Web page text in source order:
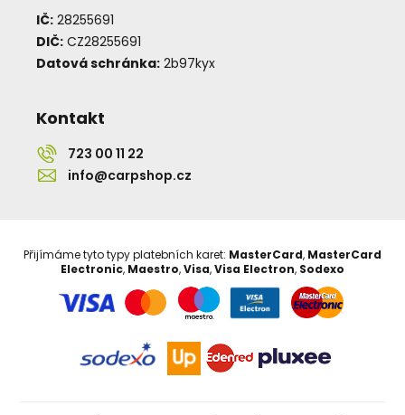
IČ: 28255691
DIČ: CZ28255691
Datová schránka: 2b97kyx
Kontakt
723 00 11 22
info@carpshop.cz
Přijímáme tyto typy platebních karet: MasterCard, MasterCard
Electronic, Maestro,Visa,Visa Electron, Sodexo